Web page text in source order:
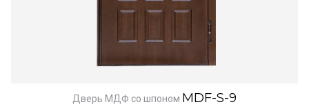
Дверь МДФ со шпоном MDF-S-9